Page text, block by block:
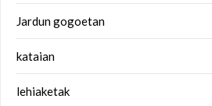
Jardun gogoetan
kataian
lehiaketak